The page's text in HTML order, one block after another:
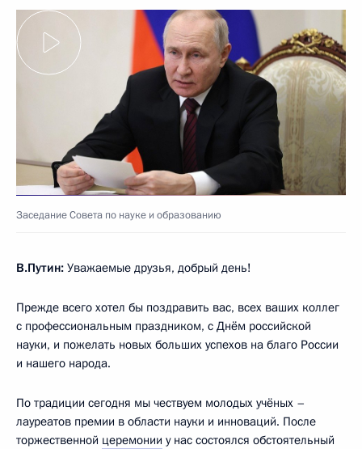
Заседание Совета по науке и образованию
В.Путин: Уважаемые друзья, добрый день!
Прежде всего хотел бы поздравить вас, всех ваших коллег
с профессиональным праздником, с Днём российской
науки, и пожелать новых больших успехов на благо России
и нашего народа.
По традиции сегодня мы чествуем молодых учёных –
лауреатов премии в области науки и инноваций. После
торжественной церемонии у нас состоялся обстоятельный